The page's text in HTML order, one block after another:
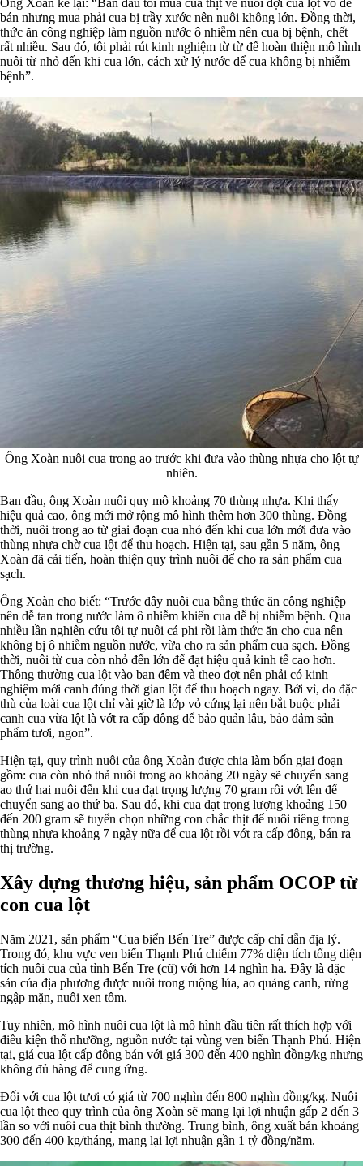
Ông Xoàn kể lại: “Ban đầu tôi mua cua thịt về nuôi đợi cua lột vỏ để
bán nhưng mua phải cua bị trầy xước nên nuôi không lớn. Đồng thời,
thức ăn công nghiệp làm nguồn nước ô nhiễm nên cua bị bệnh, chết
rất nhiều. Sau đó, tôi phải rút kinh nghiệm từ từ để hoàn thiện mô hình
nuôi từ nhỏ đến khi cua lớn, cách xử lý nước để cua không bị nhiễm
bệnh”.
Ông Xoàn nuôi cua trong ao trước khi đưa vào thùng nhựa cho lột tự
nhiên.
Ban đầu, ông Xoàn nuôi quy mô khoảng 70 thùng nhựa. Khi thấy
hiệu quả cao, ông mới mở rộng mô hình thêm hơn 300 thùng. Đồng
thời, nuôi trong ao từ giai đoạn cua nhỏ đến khi cua lớn mới đưa vào
thùng nhựa chờ cua lột để thu hoạch. Hiện tại, sau gần 5 năm, ông
Xoàn đã cải tiến, hoàn thiện quy trình nuôi để cho ra sản phẩm cua
sạch.
Ông Xoàn cho biết: “Trước đây nuôi cua bằng thức ăn công nghiệp
nên dễ tan trong nước làm ô nhiễm khiến cua dễ bị nhiễm bệnh. Qua
nhiều lần nghiên cứu tôi tự nuôi cá phi rồi làm thức ăn cho cua nên
không bị ô nhiễm nguồn nước, vừa cho ra sản phẩm cua sạch. Đồng
thời, nuôi từ cua còn nhỏ đến lớn để đạt hiệu quả kinh tế cao hơn.
Thông thường cua lột vào ban đêm và theo đợt nên phải có kinh
nghiệm mới canh đúng thời gian lột để thu hoạch ngay. Bởi vì, do đặc
thù của loài cua lột chỉ vài giờ là lớp vỏ cứng lại nên bắt buộc phải
canh cua vừa lột là vớt ra cấp đông để bảo quản lâu, bảo đảm sản
phẩm tươi, ngon”.
Hiện tại, quy trình nuôi của ông Xoàn được chia làm bốn giai đoạn
gồm: cua còn nhỏ thả nuôi trong ao khoảng 20 ngày sẽ chuyển sang
ao thứ hai nuôi đến khi cua đạt trọng lượng 70 gram rồi vớt lên để
chuyển sang ao thứ ba. Sau đó, khi cua đạt trọng lượng khoảng 150
đến 200 gram sẽ tuyển chọn những con chắc thịt để nuôi riêng trong
thùng nhựa khoảng 7 ngày nữa để cua lột rồi vớt ra cấp đông, bán ra
thị trường.
Xây dựng thương hiệu, sản phẩm OCOP từ
con cua lột
Năm 2021, sản phẩm “Cua biển Bến Tre” được cấp chỉ dẫn địa lý.
Trong đó, khu vực ven biển Thạnh Phú chiếm 77% diện tích tổng diện
tích nuôi cua của tỉnh Bến Tre (cũ) với hơn 14 nghìn ha. Đây là đặc
sản của địa phương được nuôi trong ruộng lúa, ao quảng canh, rừng
ngập mặn, nuôi xen tôm.
Tuy nhiên, mô hình nuôi cua lột là mô hình đầu tiên rất thích hợp với
điều kiện thổ nhưỡng, nguồn nước tại vùng ven biển Thạnh Phú. Hiện
tại, giá cua lột cấp đông bán với giá 300 đến 400 nghìn đồng/kg nhưng
không đủ hàng để cung ứng.
Đối với cua lột tươi có giá từ 700 nghìn đến 800 nghìn đồng/kg. Nuôi
cua lột theo quy trình của ông Xoàn sẽ mang lại lợi nhuận gấp 2 đến 3
lần so với nuôi cua thịt bình thường. Trung bình, ông xuất bán khoảng
300 đến 400 kg/tháng, mang lại lợi nhuận gần 1 tỷ đồng/năm.